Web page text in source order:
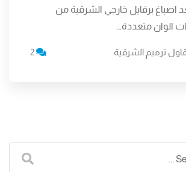
اصباغ برفايل خارجي الشرقية من
الوان متعددة…
ترميم الشرقية